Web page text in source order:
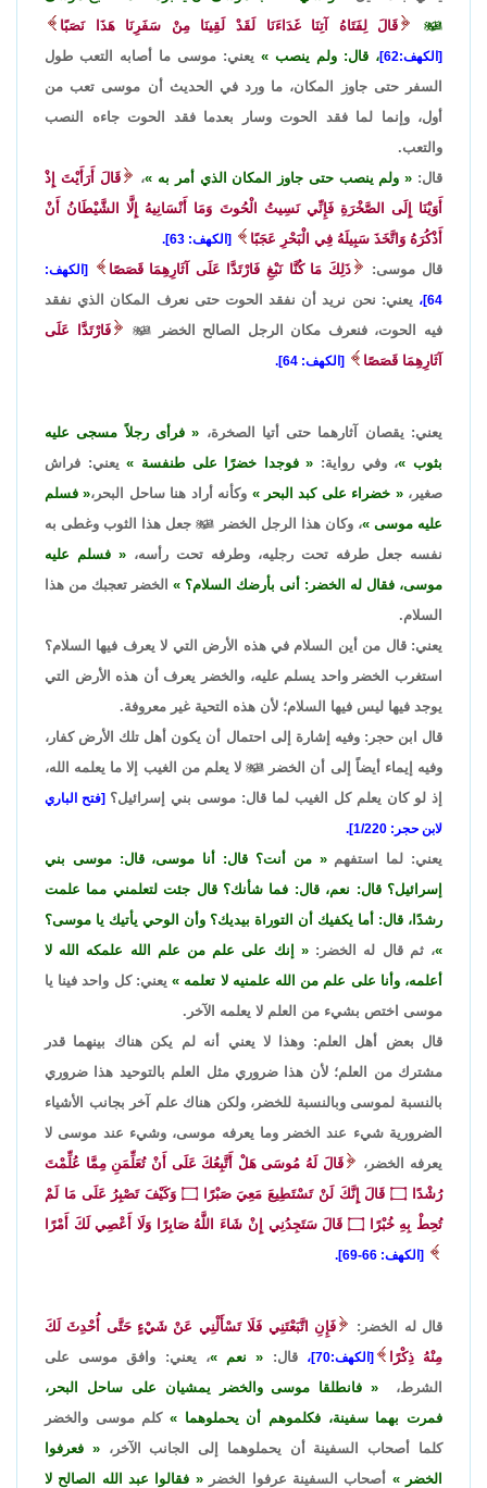

قَالَ لِفَتَاهُ آتِنَا غَدَاءَنَا لَقَدْ لَقِينَا مِنْ سَفَرِنَا هَذَا نَصَبًا
[الكهف:62] ، قال: ولم ينصب
يعني: موسى ما أصابه التعب طول
السفر حتى جاوز المكان، ما ورد في الحديث أن موسى تعب من
أول، وإنما لما فقد الحوت وسار بعدما فقد الحوت جاءه النصب
والتعب.
قال:
ولم ينصب حتى جاوز المكان الذي أمر به ،
قَالَ أَرَأَيْتَ إِذْ
أَوَيْنَا إِلَى الصَّخْرَةِ فَإِنِّي نَسِيتُ الْحُوتَ وَمَا أَنْسَانِيهُ إِلَّا الشَّيْطَانُ أَنْ
أَذْكُرَهُ وَاتَّخَذَ سَبِيلَهُ فِي الْبَحْرِ عَجَبًا
[الكهف: 63].
قال موسى: ذَلِكَ مَا كُنَّا نَبْغِ فَارْتَدَّا عَلَى آثَارِهِمَا قَصَصًا
[الكهف:
64]،
يعني: نحن نريد أن نفقد الحوت حتى نعرف المكان الذي نفقد
فيه الحوت، فنعرف مكان الرجل الصالح الخضر 
فَارْتَدَّا عَلَى
آثَارِهِمَا قَصَصًا
[الكهف: 64].
يعني: يقصان آثارهما حتى أتيا الصخرة،
فرأى رجلاً مسجى عليه
بثوب
، وفي رواية: فوجدا خضرًا على طنفسة
يعني: فراش
صغير،
خضراء على كبد البحر وكأنه أراد هنا ساحل البحر،
فسلم
عليه موسى ، وكان هذا الرجل الخضر جعل هذا الثوب وغطى به
نفسه جعل طرفه تحت رجليه، وطرفه تحت رأسه،
فسلم عليه
موسى، فقال له الخضر: أنى بأرضك السلام؟
الخضر تعجبك من هذا
السلام.
يعني: قال من أين السلام في هذه الأرض التي لا يعرف فيها السلام؟
استغرب الخضر واحد يسلم عليه، والخضر يعرف أن هذه الأرض التي
يوجد فيها ليس فيها السلام؛ لأن هذه التحية غير معروفة.
قال ابن حجر: وفيه إشارة إلى احتمال أن يكون أهل تلك الأرض كفار،
وفيه إيماء أيضاً إلى أن الخضر لا يعلم من الغيب إلا ما يعلمه الله،
إذ لو كان يعلم كل الغيب لما قال: موسى بني إسرائيل؟ [فتح الباري
لابن حجر: 1/220].
يعني: لما استفهم
من أنت؟ قال: أنا موسى، قال: موسى بني
إسرائيل؟ قال: نعم، قال: فما شأنك؟ قال جئت لتعلمني مما علمت
رشدًا، قال: أما يكفيك أن التوراة بيديك؟ وأن الوحي يأتيك يا موسى؟
، ثم قال له الخضر:
إنك على علم من علم الله علمكه الله لا
أعلمه، وأنا على علم من الله علمنيه لا تعلمه
يعني: كل واحد فينا يا
موسى اختص بشيء من العلم لا يعلمه الآخر.
قال بعض أهل العلم: وهذا لا يعني أنه لم يكن هناك بينهما قدر
مشترك من العلم؛ لأن هذا ضروري مثل العلم بالتوحيد هذا ضروري
بالنسبة لموسى وبالنسبة للخضر، ولكن هناك علم آخر بجانب الأشياء
الضرورية شيء عند الخضر وما يعرفه موسى، وشيء عند موسى لا
يعرفه الخضر،
قَالَ لَهُ مُوسَى هَلْ أَتَّبِعُكَ عَلَى أَنْ تُعَلِّمَنِ مِمَّا عُلِّمْتَ
رُشْدًا ۝ قَالَ إِنَّكَ لَنْ تَسْتَطِيعَ مَعِيَ صَبْرًا ۝
وَكَيْفَ تَصْبِرُ عَلَى مَا لَمْ
تُحِطْ بِهِ خُبْرًا
۝ قَالَ سَتَجِدُنِي إِنْ شَاءَ اللَّهُ صَابِرًا وَلَا أَعْصِي لَكَ أَمْرًا
[الكهف: 66-69].
قال له الخضر:
فَإِنِ اتَّبَعْتَنِي فَلَا تَسْأَلْنِي عَنْ شَيْءٍ حَتَّى أُحْدِثَ لَكَ
مِنْهُ ذِكْرًا
[الكهف:70]، قال: نعم
، يعني: وافق موسى على
الشرط،
فانطلقا موسى والخضر يمشيان على ساحل البحر،
فمرت بهما سفينة، فكلموهم أن يحملوهما
كلم موسى والخضر
كلما أصحاب السفينة أن يحملوهما إلى الجانب الآخر،
فعرفوا
الخضر
أصحاب السفينة عرفوا الخضر
فقالوا عبد الله الصالح لا